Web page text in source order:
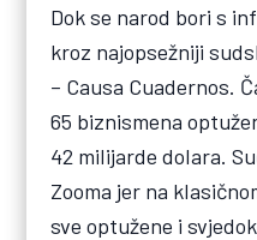
Dok se narod bori s
kroz najopsežniji
– Causa Cuadernos.
65 biznismena
42 milijarde dolara.
Zooma jer na
sve optužene i